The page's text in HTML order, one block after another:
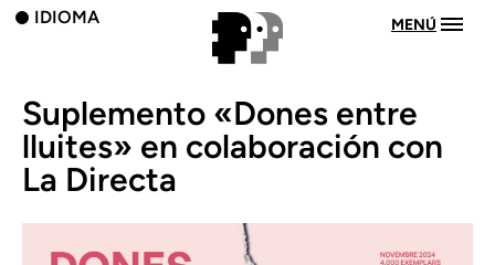
IDIOMA MENÚ
Suplemento «Dones entre
lluites» en colaboración con
La Directa